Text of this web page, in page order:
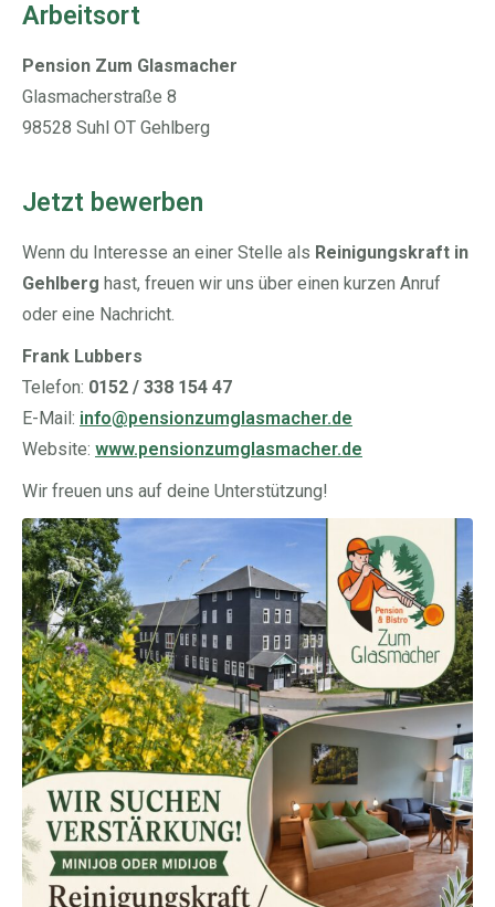
Arbeitsort
Pension Zum Glasmacher
Glasmacherstraße 8
98528 Suhl OT Gehlberg
Jetzt bewerben
Wenn du Interesse an einer Stelle als Reinigungskraft in
Gehlberg hast, freuen wir uns über einen kurzen Anruf
oder eine Nachricht.
Frank Lubbers
Telefon: 0152 / 338 154 47
E-Mail: info@pensionzumglasmacher.de
Website: www.pensionzumglasmacher.de
Wir freuen uns auf deine Unterstützung!